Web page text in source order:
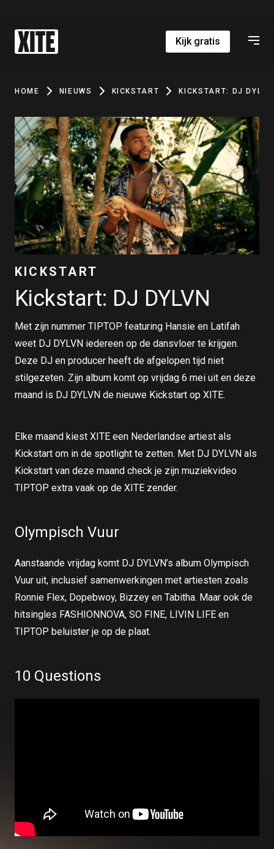
Kijk gratis
HOME NIEUWS KICKSTART KICKSTART: DJ DYLVN
KICKSTART
Kickstart: DJ DYLVN
Met zijn nummer TIPTOP featuring Hansie en Latifah
weet DJ DYLVN iedereen op de dansvloer te krijgen.
Deze DJ en producer heeft de afgelopen tijd niet
stilgezeten. Zijn album komt op vrijdag 6 mei uit en deze
maand is DJ DYLVN de nieuwe Kickstart op XITE.
Elke maand kiest XITE een Nederlandse artiest als
Kickstart om in de spotlight te zetten. Met DJ DYLVN als
Kickstart van deze maand check je zijn muziekvideo
TIPTOP extra vaak op de XITE zender.
Olympisch Vuur
Aanstaande vrijdag komt DJ DYLVN’s album Olympisch
Vuur uit, inclusief samenwerkingen met artiesten zoals
Ronnie Flex, Dopebwoy, Bizzey en Tabitha. Maar ook de
hitsingles FASHIONNOVA, SO FINE, LIVIN LIFE en
TIPTOP beluister je op de plaat.
10 Questions